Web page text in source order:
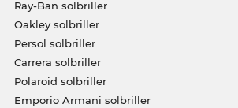
Ray-Ban solbriller
Oakley solbriller
Persol solbriller
Carrera solbriller
Polaroid solbriller
Emporio Armani solbriller